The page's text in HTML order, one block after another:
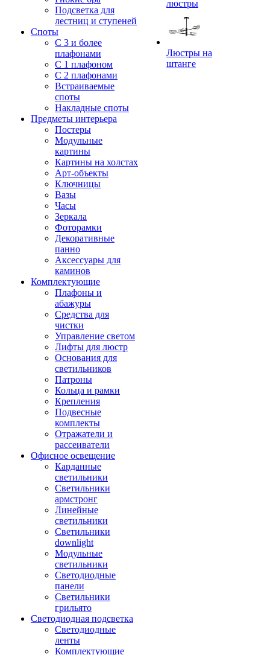
Подсветка для
лестниц и ступеней
Споты
С 3 и более
плафонами
С 1 плафоном
С 2 плафонами
Встраиваемые
споты
Накладные споты
Предметы интерьера
Постеры
Модульные
картины
Картины на холстах
Арт-объекты
Ключницы
Вазы
Часы
Зеркала
Фоторамки
Декоративные
панно
Аксессуары для
каминов
Комплектующие
Плафоны и
абажуры
Средства для
чистки
Управление светом
Лифты для люстр
Основания для
светильников
Патроны
Кольца и рамки
Крепления
Подвесные
комплекты
Отражатели и
рассеиватели
Офисное освещение
Карданные
светильники
Светильники
армстронг
Линейные
светильники
Светильники
downlight
Модульные
светильники
Светодиодные
панели
Светильники
грильято
Светодиодная подсветка
Светодиодные
ленты
Комплектующие
люстры
Люстры на
штанге